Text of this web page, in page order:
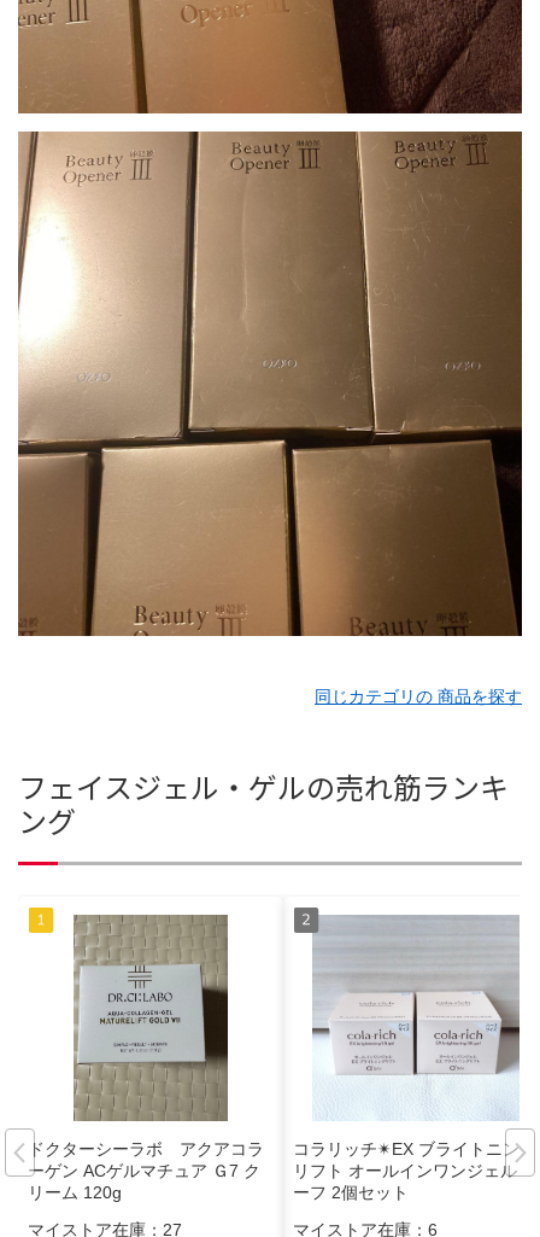
同じカテゴリの 商品を探す
フェイスジェル・ゲルの売れ筋ランキ
ング
ドクターシーラボ アクアコラ
ーゲン ACゲルマチュア Ｇ7 ク
リーム 120g
マイストア在庫： 27
コラリッチ✴︎EX ブライトニング
リフト オールインワンジェル ハ
ーフ 2個セット
マイストア在庫： 6